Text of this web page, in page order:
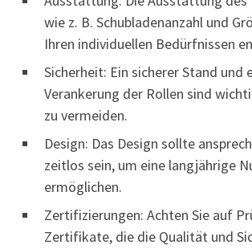
wie z. B. Schubladenanzahl und
Ihren individuellen Bedürfnissen
Sicherheit: Ein sicherer Stand und
Verankerung der Rollen sind
zu vermeiden.
Design: Das Design sollte
zeitlos sein, um eine langjährige
ermöglichen.
Zertifizierungen: Achten Sie auf
Zertifikate, die die Qualität und